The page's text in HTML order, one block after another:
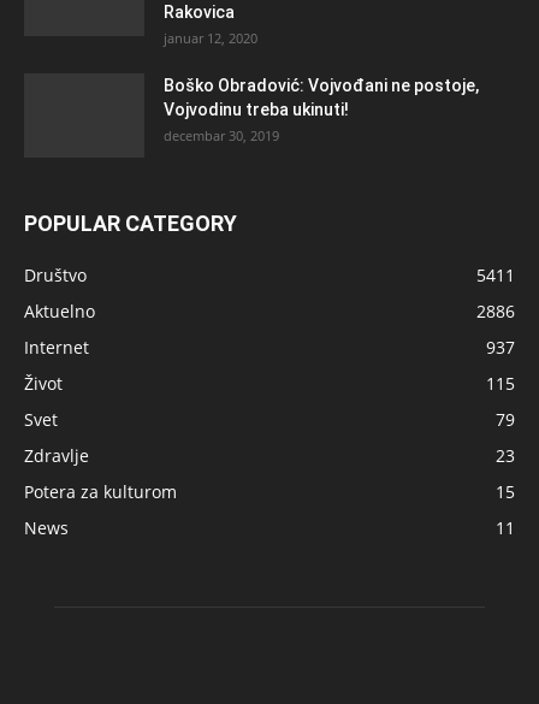
Rakovica
januar 12, 2020
Boško Obradović: Vojvođani ne postoje,
Vojvodinu treba ukinuti!
decembar 30, 2019
POPULAR CATEGORY
Društvo
5411
Aktuelno
2886
Internet
937
Život
115
Svet
79
Zdravlje
23
Potera za kulturom
15
News
11